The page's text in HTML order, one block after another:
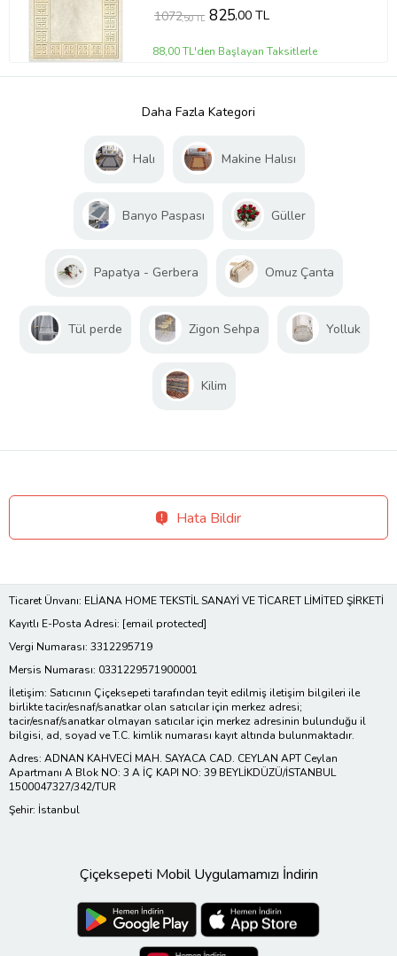
1072,50 TL 825,00 TL
88,00 TL'den Başlayan Taksitlerle
Daha Fazla Kategori
Halı Makine Halısı
Banyo Paspası Güller
Papatya - Gerbera Omuz Çanta
Tül perde Zigon Sehpa Yolluk
Kilim
Hata Bildir
Ticaret Ünvanı: ELİANA HOME TEKSTİL SANAYİ VE TİCARET LİMİTED ŞİRKETİ
Kayıtlı E-Posta Adresi: [email protected]
Vergi Numarası: 3312295719
Mersis Numarası: 0331229571900001
İletişim: Satıcının Çiçeksepeti tarafından teyit edilmiş iletişim bilgileri ile
birlikte tacir/esnaf/sanatkar olan satıcılar için merkez adresi;
tacir/esnaf/sanatkar olmayan satıcılar için merkez adresinin bulunduğu il
bilgisi, ad, soyad ve T.C. kimlik numarası kayıt altında bulunmaktadır.
Adres: ADNAN KAHVECİ MAH. SAYACA CAD. CEYLAN APT Ceylan
Apartmanı A Blok NO: 3 A İÇ KAPI NO: 39 BEYLİKDÜZÜ/İSTANBUL
1500047327/342/TUR
Şehir: İstanbul
Çiçeksepeti Mobil Uygulamamızı İndirin